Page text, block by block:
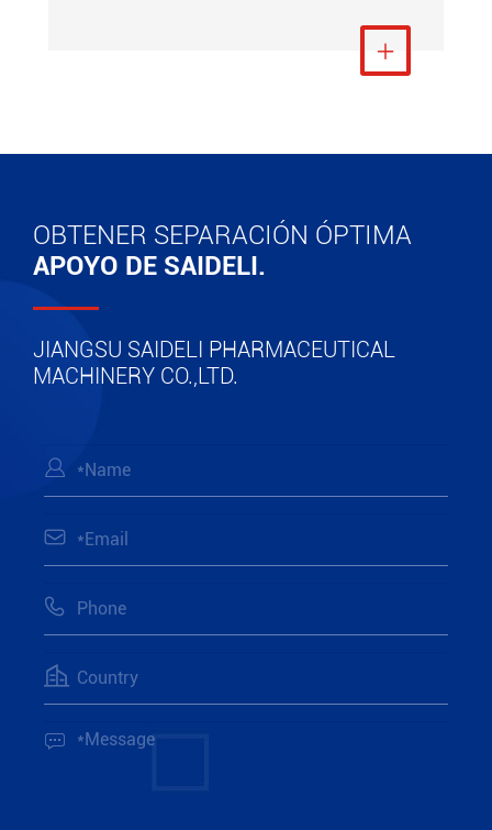
Ver más

OBTENER SEPARACIÓN ÓPTIMA
APOYO DE SAIDELI.
JIANGSU SAIDELI PHARMACEUTICAL
MACHINERY CO.,LTD.




